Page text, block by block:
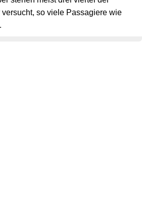
so viele Passagiere wie